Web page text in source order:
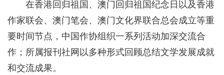
在香港回归祖国、澳门回归祖国纪念日以及香港
作家联会、澳门笔会、澳门文化界联合总会成立等重
要时间节点，中国作协组织一系列活动加深交流合
作；所属报刊社网以多种形式回顾总结文学发展成就
和交流成果。